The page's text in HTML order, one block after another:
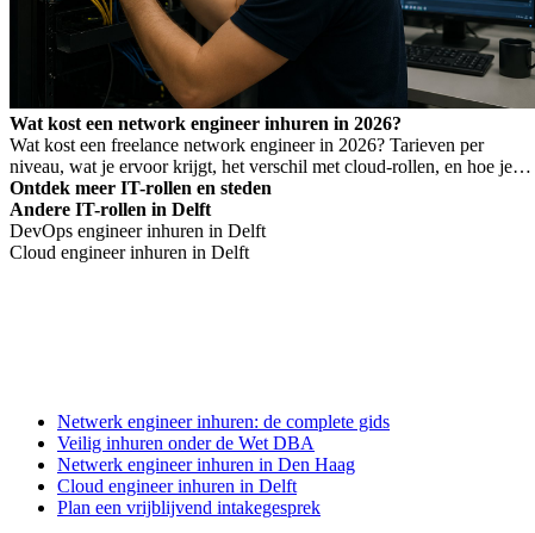
Wat kost een network engineer inhuren in 2026?
Wat kost een freelance network engineer in 2026? Tarieven per
niveau, wat je ervoor krijgt, het verschil met cloud-rollen, en hoe je
Wet DBA-risico voorkomt.
Ontdek meer IT-rollen en steden
Andere IT-rollen in Delft
DevOps engineer inhuren in Delft
Cloud engineer inhuren in Delft
Netwerk engineer inhuren: de complete gids
Veilig inhuren onder de Wet DBA
Netwerk engineer inhuren in Den Haag
Cloud engineer inhuren in Delft
Plan een vrijblijvend intakegesprek